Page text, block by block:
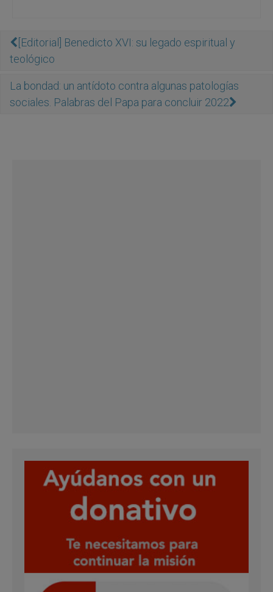
[Editorial] Benedicto XVI: su legado espiritual y
teológico
La bondad: un antídoto contra algunas patologías
sociales. Palabras del Papa para concluir 2022